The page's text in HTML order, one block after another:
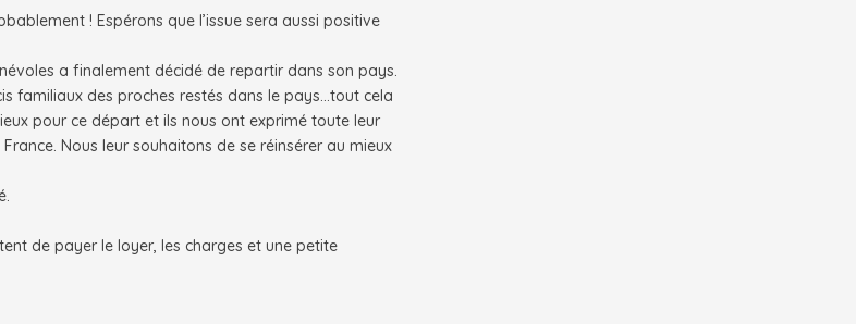
! Espérons que l’issue sera aussi positive
a finalement décidé de repartir dans son pays.
familiaux des proches restés dans le pays…tout cela
pour ce départ et ils nous ont exprimé toute leur
Nous leur souhaitons de se réinsérer au mieux
de payer le loyer, les charges et une petite